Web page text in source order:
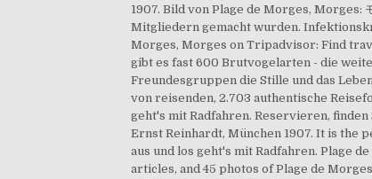
1907. Bild von Plage de Morges, Morges:
Mitgliedern gemacht wurden.
Morges, Morges on Tripadvisor: Find
gibt es fast 600 Brutvogelarten - die
Freundesgruppen die Stille und das
von reisenden, 2.703 authentische
geht's mit Radfahren. Reservieren,
Ernst Reinhardt, München 1907. It is the
aus und los geht's mit Radfahren. Plage
articles, and 45 photos of Plage de